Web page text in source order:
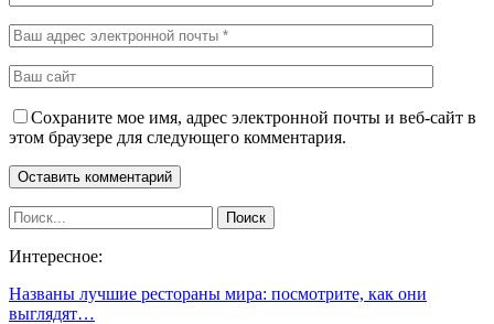
Сохраните мое имя, адрес электронной почты и веб-сайт в
этом браузере для следующего комментария.
Интересное:
Названы лучшие рестораны мира: посмотрите, как они
выглядят…